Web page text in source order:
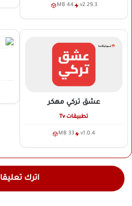
v2.29.3
44 MB
عشق تركي مهكر
تطبيقات Tv
v1.0.4
33 MB
اترك تعليقا